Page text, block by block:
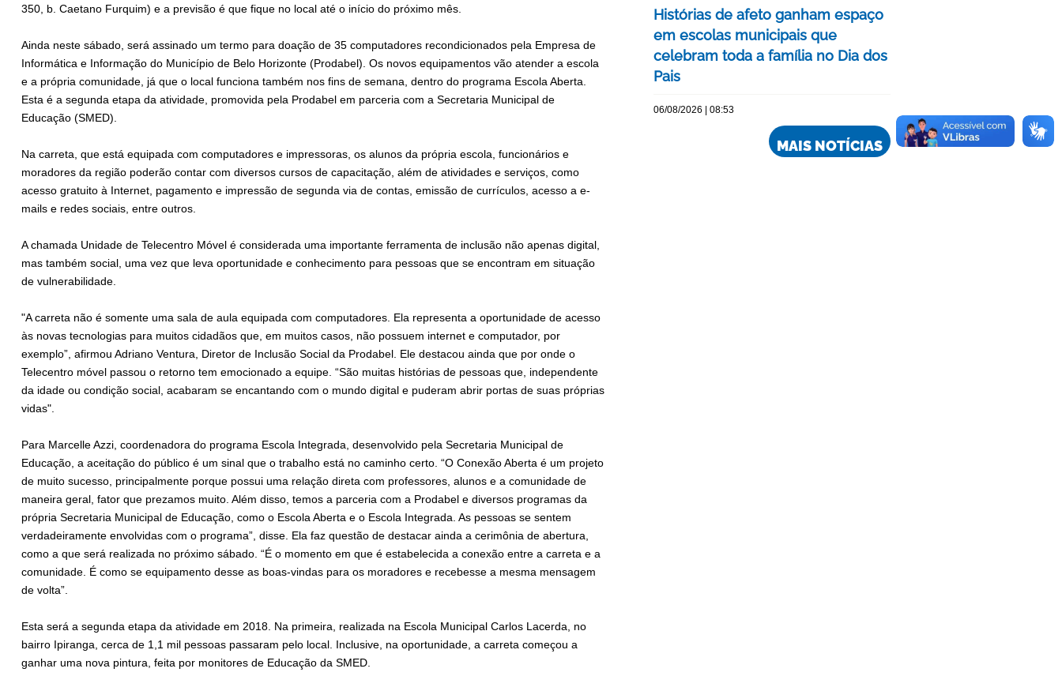
350, b. Caetano Furquim) e a previsão é que fique no local até o início do próximo mês.
Ainda neste sábado, será assinado um termo para doação de 35 computadores recondicionados pela Empresa de
Informática e Informação do Município de Belo Horizonte (Prodabel). Os novos equipamentos vão atender a escola
e a própria comunidade, já que o local funciona também nos fins de semana, dentro do programa Escola Aberta.
Esta é a segunda etapa da atividade, promovida pela Prodabel em parceria com a Secretaria Municipal de
Educação (SMED).
Na carreta, que está equipada com computadores e impressoras, os alunos da própria escola, funcionários e
moradores da região poderão contar com diversos cursos de capacitação, além de atividades e serviços, como
acesso gratuito à Internet, pagamento e impressão de segunda via de contas, emissão de currículos, acesso a e-
mails e redes sociais, entre outros.
A chamada Unidade de Telecentro Móvel é considerada uma importante ferramenta de inclusão não apenas digital,
mas também social, uma vez que leva oportunidade e conhecimento para pessoas que se encontram em situação
de vulnerabilidade.
"A carreta não é somente uma sala de aula equipada com computadores. Ela representa a oportunidade de acesso
às novas tecnologias para muitos cidadãos que, em muitos casos, não possuem internet e computador, por
exemplo”, afirmou Adriano Ventura, Diretor de Inclusão Social da Prodabel. Ele destacou ainda que por onde o
Telecentro móvel passou o retorno tem emocionado a equipe. “São muitas histórias de pessoas que, independente
da idade ou condição social, acabaram se encantando com o mundo digital e puderam abrir portas de suas próprias
vidas".
Para Marcelle Azzi, coordenadora do programa Escola Integrada, desenvolvido pela Secretaria Municipal de
Educação, a aceitação do público é um sinal que o trabalho está no caminho certo. “O Conexão Aberta é um projeto
de muito sucesso, principalmente porque possui uma relação direta com professores, alunos e a comunidade de
maneira geral, fator que prezamos muito. Além disso, temos a parceria com a Prodabel e diversos programas da
própria Secretaria Municipal de Educação, como o Escola Aberta e o Escola Integrada. As pessoas se sentem
verdadeiramente envolvidas com o programa”, disse. Ela faz questão de destacar ainda a cerimônia de abertura,
como a que será realizada no próximo sábado. “É o momento em que é estabelecida a conexão entre a carreta e a
comunidade. É como se equipamento desse as boas-vindas para os moradores e recebesse a mesma mensagem
de volta”.
Esta será a segunda etapa da atividade em 2018. Na primeira, realizada na Escola Municipal Carlos Lacerda, no
bairro Ipiranga, cerca de 1,1 mil pessoas passaram pelo local. Inclusive, na oportunidade, a carreta começou a
ganhar uma nova pintura, feita por monitores de Educação da SMED.
Histórias de afeto ganham espaço
em escolas municipais que
celebram toda a família no Dia dos
Pais
06/08/2026 | 08:53
MAIS NOTÍCIAS